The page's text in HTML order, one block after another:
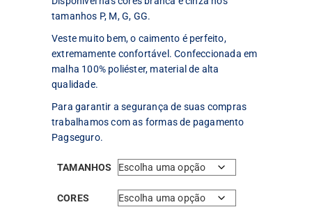
tamanhos P, M, G, GG.
Veste muito bem, o caimento é perfeito,
extremamente confortável. Confeccionada em
malha 100% poliéster, material de alta
qualidade.
Para garantir a segurança de suas compras
trabalhamos com as formas de pagamento
Pagseguro.
TAMANHOS
CORES